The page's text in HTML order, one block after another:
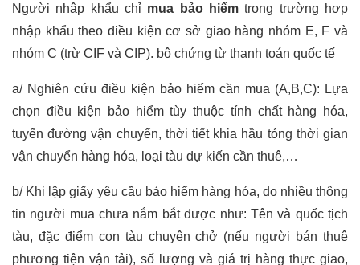
Người nhập khẩu chỉ mua bảo hiểm trong trường hợp
nhập khẩu theo điều kiện cơ sở giao hàng nhóm E, F và
nhóm C (trừ CIF và CIP). bộ chứng từ thanh toán quốc tế
a/ Nghiên cứu điều kiện bảo hiểm cần mua (A,B,C): Lựa
chọn điều kiện bảo hiểm tùy thuộc tính chất hàng hóa,
tuyến đường vận chuyển, thời tiết khia hầu tỏng thời gian
vận chuyển hàng hóa, loại tàu dự kiến cần thuê,…
b/ Khi lập giấy yêu cầu bảo hiểm hàng hóa, do nhiều thông
tin người mua chưa nắm bắt được như: Tên và quốc tịch
tàu, đặc điểm con tàu chuyên chở (nếu người bán thuê
phương tiện vận tải), số lượng và giá trị hàng thực giao,